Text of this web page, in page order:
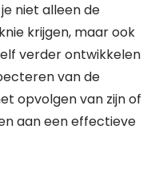
niet alleen de
krijgen, maar ook
verder ontwikkelen
van de
opvolgen van zijn of
aan een effectieve